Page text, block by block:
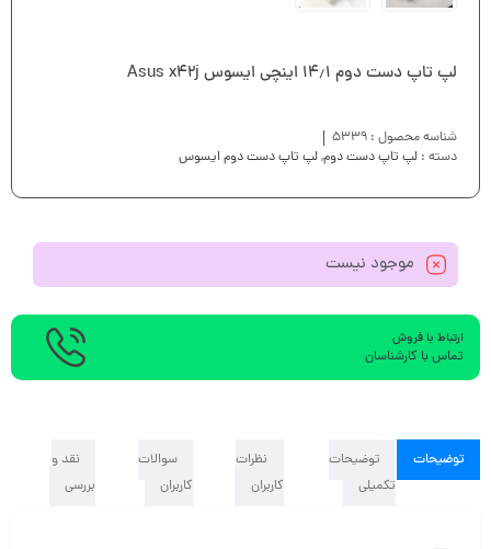
لپ تاپ دست دوم ۱۴٫۱ اینچی ایسوس Asus x42j
شناسه محصول : 5339
دسته : لپ تاپ دست دوم,لپ تاپ دست دوم ایسوس
موجود نیست
ارتباط با فروش
تماس با کارشناسان
توضیحات
توضیحات
تکمیلی
نظرات
کاربران
سوالات
کاربران
نقد و
بررسی